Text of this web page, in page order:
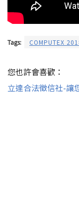
Tags: COMPUTEX
您也許會喜歡：
立達合法徵信社-讓